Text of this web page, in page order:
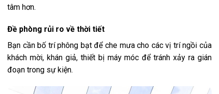
tâm hơn.
Đề phòng rủi ro về thời tiết
Bạn cần bố trí phông bạt để che mưa cho các vị trí ngồi của
khách mời, khán giả, thiết bị máy móc để tránh xảy ra gián
đoạn trong sự kiện.